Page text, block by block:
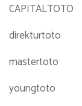
CAPITALTOTO
direkturtoto
mastertoto
youngtoto